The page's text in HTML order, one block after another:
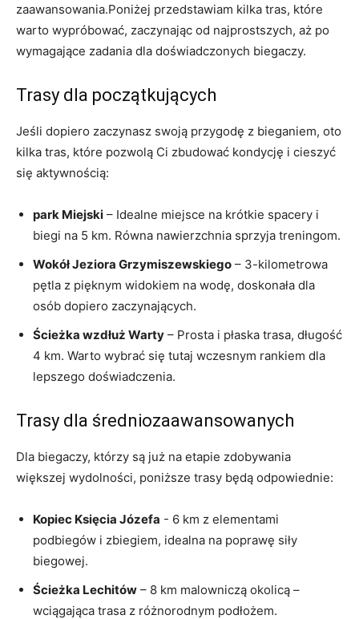
zaawansowania.Poniżej‌ przedstawiam kilka tras, które⁣
warto wypróbować, zaczynając od najprostszych,‍ aż po
wymagające‍ zadania ​dla doświadczonych biegaczy.
Trasy dla początkujących
Jeśli dopiero zaczynasz​ swoją przygodę z bieganiem, oto
kilka tras, które‌ pozwolą Ci zbudować kondycję⁢ i⁤ cieszyć
się aktywnością:
park Miejski – Idealne⁤ miejsce ‍na krótkie⁣ spacery ⁢i
⁣biegi na 5 km. Równa ‌nawierzchnia sprzyja treningom.
Wokół Jeziora‌ Grzymiszewskiego – 3-kilometrowa
‍pętla z pięknym widokiem na wodę, doskonała dla
osób dopiero zaczynających.
Ścieżka wzdłuż Warty – ⁢Prosta i płaska ​trasa, długość
4 km. Warto ​wybrać się tutaj wczesnym rankiem dla
lepszego doświadczenia.
Trasy dla średniozaawansowanych
Dla biegaczy, którzy ‍są już na etapie ​zdobywania⁤
większej wydolności, poniższe ⁣trasy będą odpowiednie:
Kopiec ​Księcia Józefa -⁣ 6 km z elementami⁤
podbiegów⁤ i zbiegiem, idealna na poprawę siły
‌biegowej.
Ścieżka Lechitów – 8 km malowniczą ⁤okolicą –
wciągająca trasa z‍ różnorodnym podłożem.